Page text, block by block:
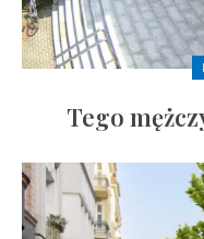
Tego